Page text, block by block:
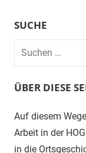
SUCHE
Suchen
nach:
ÜBER DIESE
Auf diesem
Arbeit in der
in die